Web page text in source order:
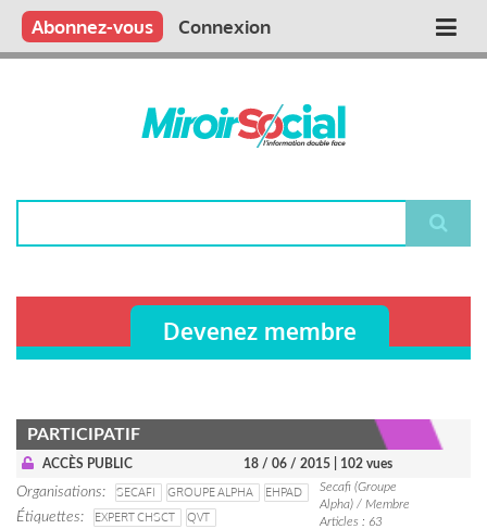
Aller
contenu
Main
Qui sommes nous ?
Vous publiez
Nous publions
Contactez-nous
Abonnez-vous Connexion
Devenez membre
PARTICIPATIF
ACCÈS PUBLIC 18 / 06 / 2015 | 102 vues
Organisations SECAFI GROUPE ALPHA
EHPAD
Étiquettes
EXPERT CHSCT QVT
Secafi (Groupe
Alpha) / Membre
Articles : 63